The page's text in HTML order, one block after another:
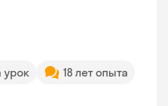
урок
18 лет опыта